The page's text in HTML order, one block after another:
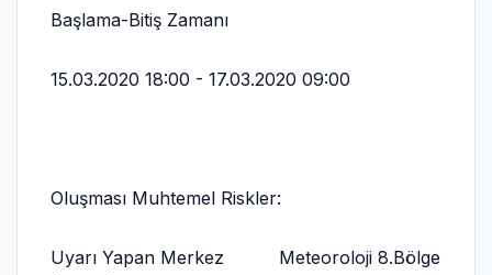
Başlama-Bitiş Zamanı
15.03.2020 18:00 - 17.03.2020 09:00
Oluşması Muhtemel Riskler:
Uyarı Yapan Merkez Meteoroloji 8.Bölge